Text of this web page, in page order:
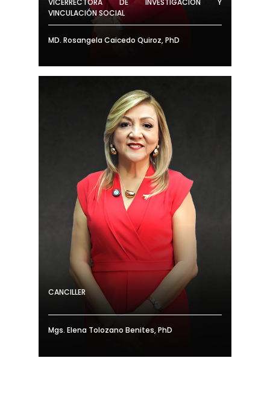
VINCULACIÓN SOCIAL
MD. Rosangela Caicedo Quiroz, PhD
CANCILLER
Mgs. Elena Tolozano Benites, PhD